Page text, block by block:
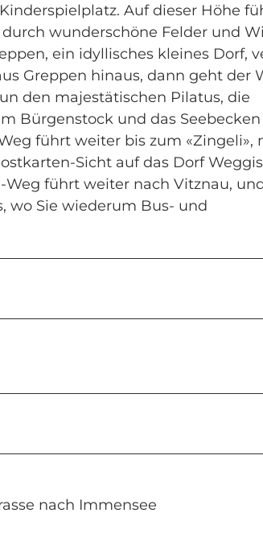
Auf dieser Höhe
wunderschöne Felder und
ein idyllisches kleines Dorf,
Greppen hinaus, dann geht der
den majestätischen Pilatus, die
Bürgenstock und das Seebecken
führt weiter bis zum «Zingeli»,
Sicht auf das Dorf
führt weiter nach Vitznau,
wo Sie wiederum Bus- und
nach Immensee